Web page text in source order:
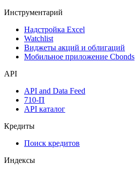
Инструментарий
Надстройка Excel
Watchlist
Виджеты акций и облигаций
Мобильное приложение Cbonds
API
API and Data Feed
710-П
API каталог
Кредиты
Поиск кредитов
Индексы